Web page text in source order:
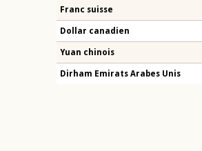
Franc suisse
Dollar canadien
Yuan chinois
Dirham Emirats Arabes Unis